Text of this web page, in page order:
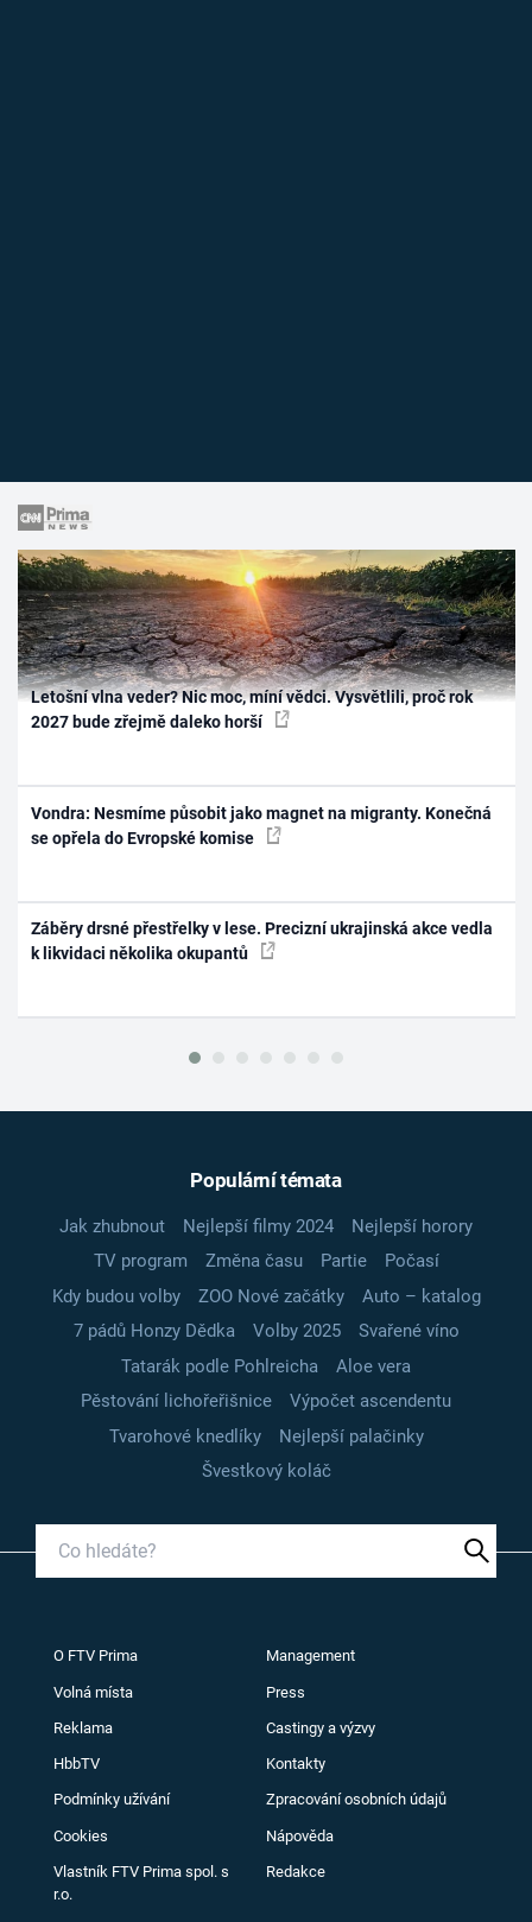
Letošní vlna veder? Nic moc, míní vědci. Vysvětlili, proč rok
2027 bude zřejmě daleko horší
Vondra: Nesmíme působit jako magnet na migranty. Konečná
se opřela do Evropské komise
Záběry drsné přestřelky v lese. Precizní ukrajinská akce vedla
k likvidaci několika okupantů
Populární témata
Jak zhubnout Nejlepší filmy 2024
Nejlepší horory
TV program
Změna času Partie
Počasí
Kdy budou volby
ZOO Nové začátky
Auto – katalog
7 pádů Honzy Dědka
Volby 2025
Svařené víno
Tatarák podle Pohlreicha
Aloe vera
Pěstování lichořeřišnice
Výpočet ascendentu
Tvarohové knedlíky
Nejlepší palačinky
Švestkový koláč
O FTV Prima Management
Volná místa Press
Reklama Castingy a výzvy
HbbTV Kontakty
Podmínky užívání Zpracování osobních údajů
Cookies Nápověda
Vlastník FTV Prima spol. s
r.o.
Redakce